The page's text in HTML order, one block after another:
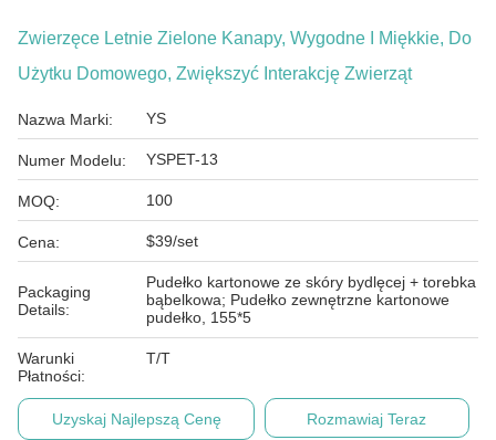
Zwierzęce Letnie Zielone Kanapy, Wygodne I Miękkie, Do
Użytku Domowego, Zwiększyć Interakcję Zwierząt
Nazwa Marki: YS
Numer Modelu: YSPET-13
MOQ: 100
Cena: $39/set
Packaging
Details:
Pudełko kartonowe ze skóry bydlęcej + torebka
bąbelkowa; Pudełko zewnętrzne kartonowe
pudełko, 155*5
Warunki
Płatności:
T/T
Uzyskaj Najlepszą Cenę Rozmawiaj Teraz